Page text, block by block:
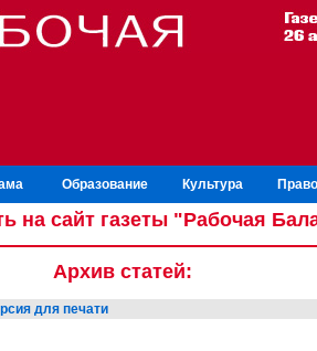
Образование Культура
на сайт газеты "Рабочая
Архив статей:
для печати